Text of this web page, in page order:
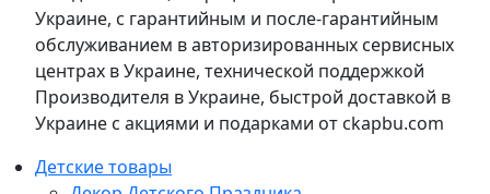
Украине, с гарантийным и после-гарантийным
обслуживанием в авторизированных сервисных
центрах в Украине, технической поддержкой
Производителя в Украине, быстрой доставкой в
Украине с акциями и подарками от ckapbu.com
Детские товары